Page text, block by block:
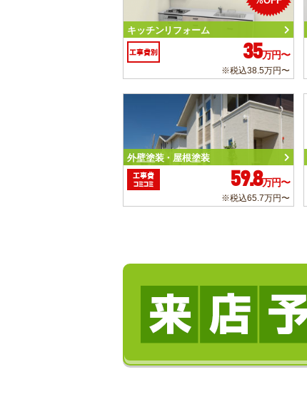
キッチンリフォーム
工事費別 35万円〜
※税込38.5万円〜
外壁塗装・屋根塗装
工事費
コミコミ
59.8万円〜
※税込65.7万円〜